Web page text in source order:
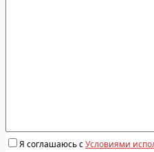
Я соглашаюсь сУсловиями